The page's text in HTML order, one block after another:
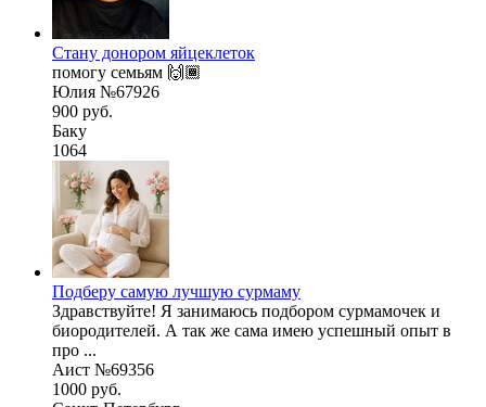
Стану донором яйцеклеток
помогу семьям 🙌🏾
Юлия №67926
900 руб.
Баку
1064
Подберу самую лучшую сурмаму
Здравствуйте! Я занимаюсь подбором сурмамочек и
биородителей. А так же сама имею успешный опыт в
про ...
Аист №69356
1000 руб.